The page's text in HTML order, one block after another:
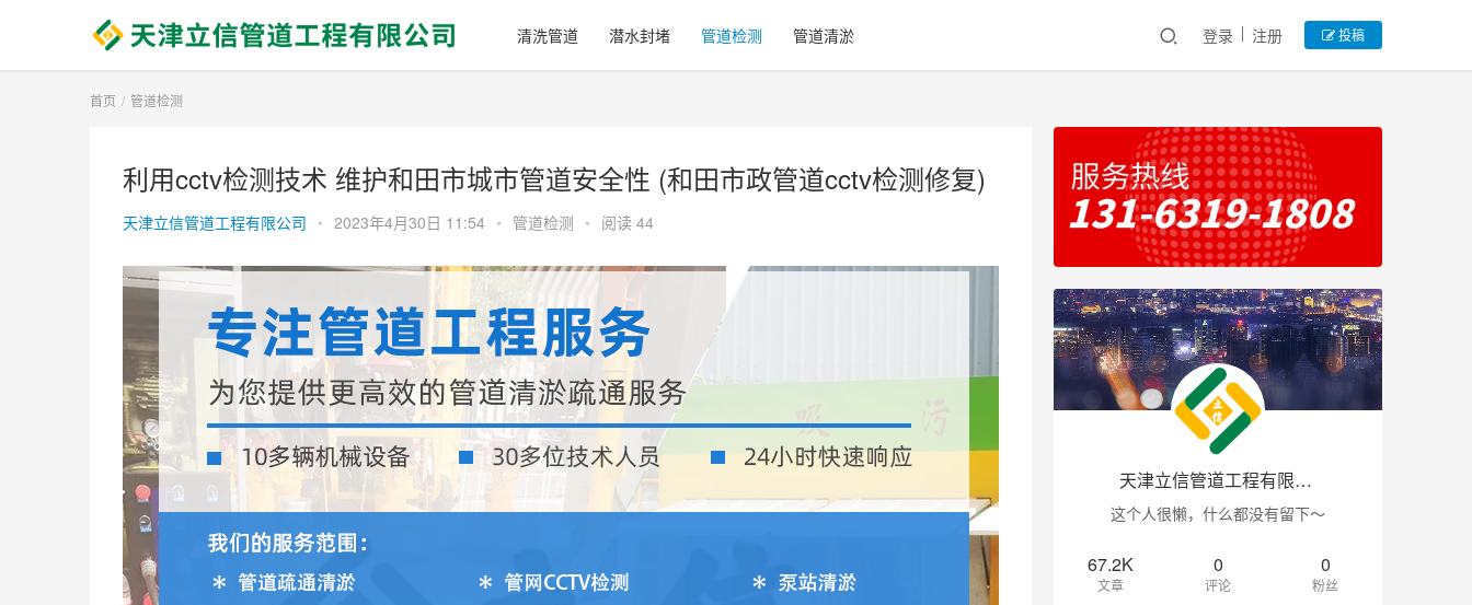
清洗管道 潜水封堵 管道检测 管道清淤 登录 注册 投稿
首页 管道检测
利用cctv检测技术 维护和田市城市管道安全性 (和田市政管道cctv检测修复)
天津立信管道工程有限公司 • 2023年4月30日 11:54 • 管道检测 • 阅读 44
天津立信管道工程有限公司
这个人很懒，什么都没有留下～
67.2K
文章
0
评论
0
粉丝